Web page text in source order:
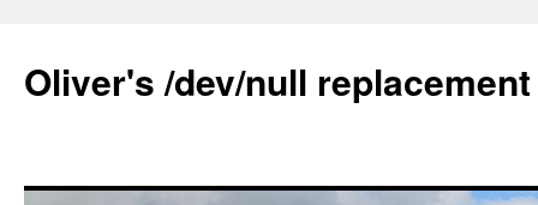
content
Oliver's /dev/null replacement